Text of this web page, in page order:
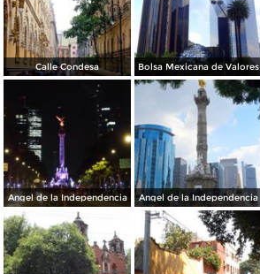
Calle Condesa Bolsa Mexicana de Valores
Angel de la Independencia Angel de la Independencia